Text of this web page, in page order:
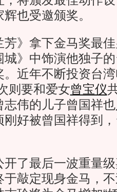
也受邀颁奖。
拿下金马奖最佳
》中饰演他独子
近年不断投资台
则要和爱女曾宝仪
伟的儿子曾国祥
好被曾国祥得到
最后一波重量级
于敲定现身金马，